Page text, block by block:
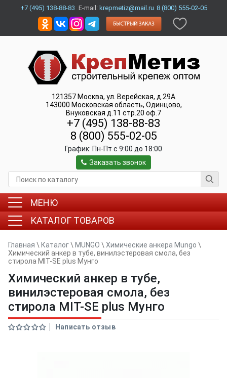
+7 (495) 138-88-83 E-mail: krepmetiz@mail.ru 8 (800) 555-02-05
121357 Москва, ул. Верейская, д.29А
143000 Московская область, Одинцово,
Внуковская д.11 стр.20 оф.7
+7 (495) 138-88-83
8 (800) 555-02-05
График: Пн-Пт c 9:00 до 18:00
Заказать звонок
МЕНЮ
КАТАЛОГ ТОВАРОВ
Главная \ Каталог\ MUNGO \ Химические анкера Mungo \
Химический анкер в тубе, винилэстеровая смола, без
стирола MIT-SE plus Мунго
Химический анкер в тубе,
винилэстеровая смола, без
стирола MIT-SE plus Мунго
Написать отзыв